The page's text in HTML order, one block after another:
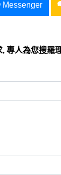
Messenger
專人為您搜羅